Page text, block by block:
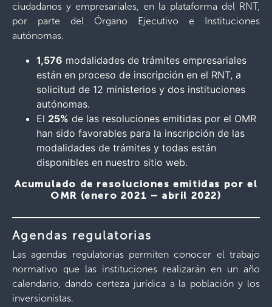
ciudadanos y empresariales, en la plataforma del RNT,
por parte del Órgano Ejecutivo e Instituciones
autónomas.
1,576 modalidades de trámites empresariales
están en proceso de inscripción en el RNT, a
solicitud de 12 ministerios y dos instituciones
autónomas.
El 25% de las resoluciones emitidas por el OMR
han sido favorables para la inscripción de las
modalidades de trámites y todas están
disponibles en nuestro sitio web.
Acumulado de resoluciones emitidas por el
OMR (enero 2021 – abril 2022)
Agendas regulatorias
Las agendas regulatorias permiten conocer el trabajo
normativo que las instituciones realizarán en un año
calendario, dando certeza jurídica a la población y los
inversionistas.